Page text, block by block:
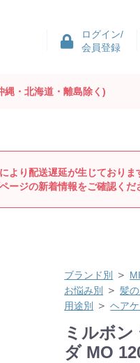
ログイン/
会員登録
・北海道・離島除く)
より配送遅延が生じておりま
ージの新着情報をご確認くだ
ブランド別 ＞
お悩み別
＞ 髪
用途別
＞ ヘア
ミルボ
ダ MO